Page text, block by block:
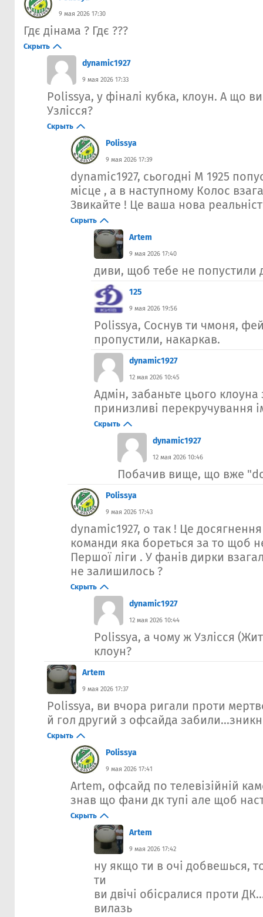
9 мая 2026 17:30
Гдє дінама ? Гдє ???
Скрыть
dynamic1927
9 мая 2026 17:33
Polissya, у фіналі кубка, клоун. А що
Узлісся?
Скрыть
Polissya
9 мая 2026 17:39
dynamic1927, сьогодні М 1925
місце , а в наступному Колос
Звикайте ! Це ваша нова
Скрыть
Artem
9 мая 2026 17:40
диви, щоб тебе не попустили
125
9 мая 2026 19:56
Polissya, Соснув ти чмоня,
пропустили, накаркав.
dynamic1927
12 мая 2026 10:45
Адмін, забаньте цього клоуна
принизливі перекручування
Скрыть
dynamic1927
12 мая 2026 10:46
Побачив вище, що вже
Polissya
9 мая 2026 17:43
dynamic1927, о так ! Це
команди яка бореться за то щоб
Першої ліги . У фанів дирки
не залишилось ?
Скрыть
dynamic1927
12 мая 2026 10:44
Polissya, а чому ж Узлісся
клоун?
Artem
9 мая 2026 17:37
Polissya, ви вчора ригали проти
й гол другий з офсайда
Скрыть
Polissya
9 мая 2026 17:41
Artem, офсайд по телевізійній
знав що фани дк тупі але щоб
Скрыть
Artem
9 мая 2026 17:42
ну якщо ти в очі добвешься,
ти
ви двічі обісралися проти
вилазь